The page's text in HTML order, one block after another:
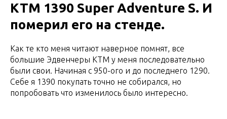
KTM 1390 Super Adventure S. И
померил его на стенде.
Как те кто меня читают наверное помнят, все
большие Эдвенчеры КТМ у меня последовательно
были свои. Начиная с 950-ого и до последнего 1290.
Себе я 1390 покупать точно не собирался, но
попробовать что изменилось было интересно.